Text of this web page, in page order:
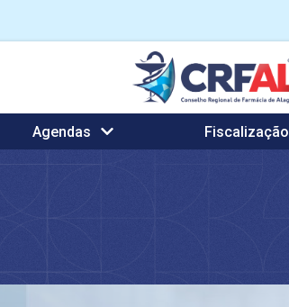
Agendas Fiscalização